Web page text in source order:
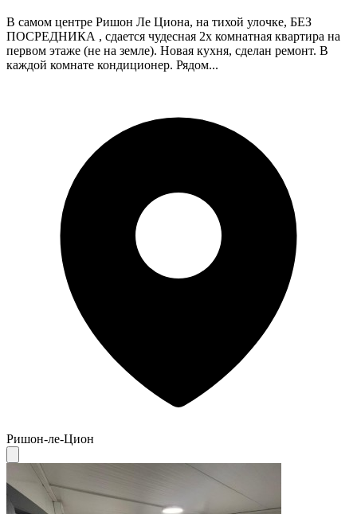
В самом центре Ришон Ле Циона, на тихой улочке, БЕЗ
ПОСРЕДНИКА , сдается чудесная 2х комнатная квартира на
первом этаже (не на земле). Новая кухня, сделан ремонт. В
каждой комнате кондиционер. Рядом...
Ришон-ле-Цион